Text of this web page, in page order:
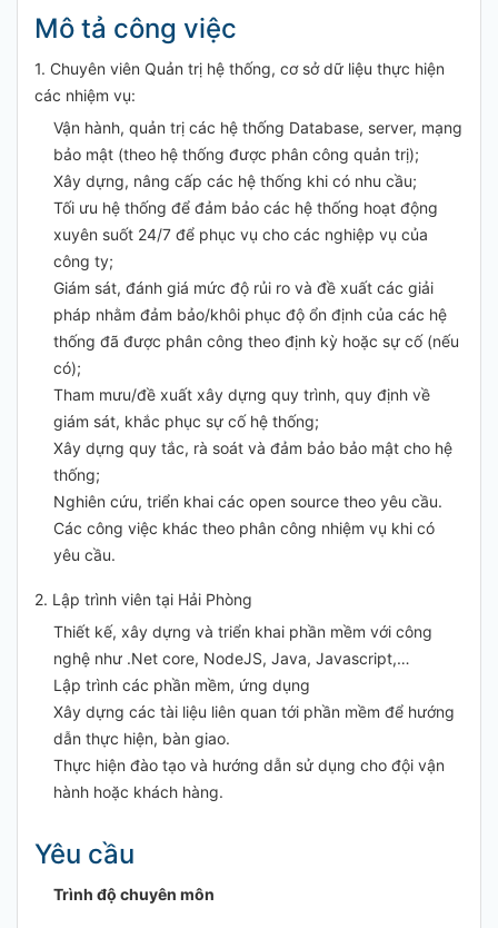
Mô tả công việc
1. Chuyên viên Quản trị hệ thống, cơ sở dữ liệu thực hiện
các nhiệm vụ:
Vận hành, quản trị các hệ thống Database, server, mạng
bảo mật (theo hệ thống được phân công quản trị);
Xây dựng, nâng cấp các hệ thống khi có nhu cầu;
Tối ưu hệ thống để đảm bảo các hệ thống hoạt động
xuyên suốt 24/7 để phục vụ cho các nghiệp vụ của
công ty;
Giám sát, đánh giá mức độ rủi ro và đề xuất các giải
pháp nhằm đảm bảo/khôi phục độ ổn định của các hệ
thống đã được phân công theo định kỳ hoặc sự cố (nếu
có);
Tham mưu/đề xuất xây dựng quy trình, quy định về
giám sát, khắc phục sự cố hệ thống;
Xây dựng quy tắc, rà soát và đảm bảo bảo mật cho hệ
thống;
Nghiên cứu, triển khai các open source theo yêu cầu.
Các công việc khác theo phân công nhiệm vụ khi có
yêu cầu.
2. Lập trình viên tại Hải Phòng
Thiết kế, xây dựng và triển khai phần mềm với công
nghệ như .Net core, NodeJS, Java, Javascript,…
Lập trình các phần mềm, ứng dụng
Xây dựng các tài liệu liên quan tới phần mềm để hướng
dẫn thực hiện, bàn giao.
Thực hiện đào tạo và hướng dẫn sử dụng cho đội vận
hành hoặc khách hàng.
Yêu cầu
Trình độ chuyên môn